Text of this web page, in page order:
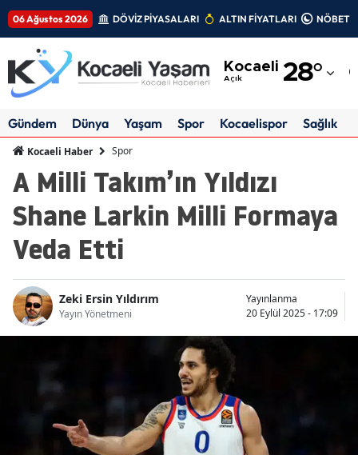
06 Ağustos 2026 DÖVİZ PİYASALARI ALTIN FİYATLARI
Kocaeli
Açık 28°
Adıyaman
Amasya
Ankara
Artvin
Aydın
Bingöl
Bitlis
Gündem Dünya Yaşam Spor Kocaelispor Sağlık
Kocaeli Haber Spor
A Milli Takım’ın Yıldızı
Shane Larkin Milli Formaya
Veda Etti
Zeki Ersin Yıldırım
Yayın Yönetmeni
Yayınlanma
20 Eylül 2025 - 17:09